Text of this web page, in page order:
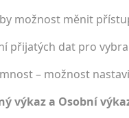
možnost měnit
přijatých dat pro
– možnost
výkaz a Osobní